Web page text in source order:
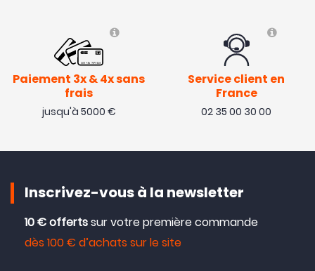
Paiement 3x & 4x sans
frais
jusqu'à 5000 €
Service client en
France
02 35 00 30 00
Inscrivez-vous à la newsletter
10 € offertssur votre première commande
dès 100 € d’achats sur le site